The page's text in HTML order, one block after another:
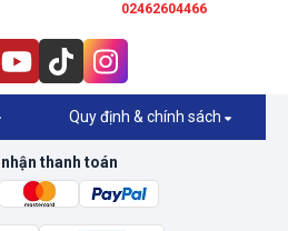
02462604466
Quy định & chính sách
thanh toán